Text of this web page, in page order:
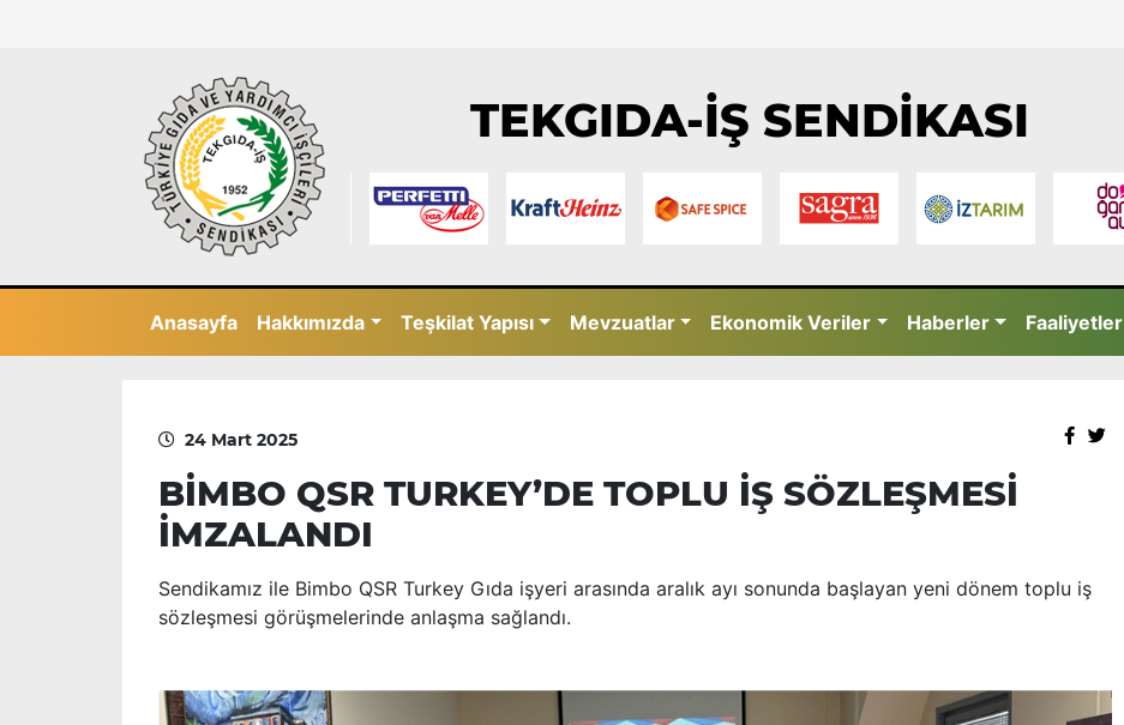
TEKGIDA-İŞ SENDİKASI
Anasayfa Hakkımızda Teşkilat Yapısı Mevzuatlar Ekonomik Veriler Haberler Faaliyetler
24 Mart 2025
BİMBO QSR TURKEY’DE TOPLU İŞ SÖZLEŞMESİ
İMZALANDI
Sendikamız ile Bimbo QSR Turkey Gıda işyeri arasında aralık ayı sonunda başlayan yeni dönem toplu iş
sözleşmesi görüşmelerinde anlaşma sağlandı.